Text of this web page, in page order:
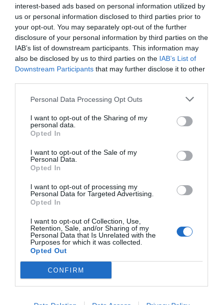
interest-based ads based on personal information utilized by
us or personal information disclosed to third parties prior to
your opt-out. You may separately opt-out of the further
disclosure of your personal information by third parties on the
IAB’s list of downstream participants. This information may
also be disclosed by us to third parties on the IAB’s List of
Downstream Participants that may further disclose it to other
Personal Data Processing Opt Outs
I want to opt-out of the Sharing of my
personal data.
Opted In
I want to opt-out of the Sale of my
Personal Data.
Opted In
I want to opt-out of processing my
Personal Data for Targeted Advertising.
Opted In
I want to opt-out of Collection, Use,
Retention, Sale, and/or Sharing of my
Personal Data that Is Unrelated with the
Purposes for which it was collected.
Opted Out
CONFIRM
Doppelbettzimmer mit Blick auf das
Meer
2 PREISE ANZEIGEN
Dreibettzimmer mit Blick auf das
Meer
3 PREISE ANZEIGEN
Zweibettzimmer mit Nutzung als
Einzelzimmer mit Blick auf das Meer
1 PREISE ANZEIGEN
Wasser), Telefon, TV und Minibar.
Verfügbare Zimmer: Einzelzimmer, Zweibettzimmer, Doppelbettzimmer,
Dreibettzimmer, Vierbettzimmer, Zweibettzimmer mit Nutzung als
Einzelzimmer, Doppelbettzimmer mit Blick auf das Meer, Dreibettzimmer
mit Blick auf das Meer, Zweibettzimmer mit Nutzung als Einzelzimmer mit
Im Preis inbegriffene Leistungen
Aufzug
Sondertarifen
Gepäckaufbewahrung
Internet-Anschluss
Klimaanlage in den
Gemeinschaftsräumen
Mehrsprachiges Personal
Touristen- Informationen
Transfer von/zum Strand
Im gemütlichen, klimatisierten Speisesaal genießt man typisch regionale
Gerichte und eine Auswahl frischer Fischgerichte aus dem Ionischen Meer.
Eine hervorragende Auswahl erlesener Weine begleitet die Mahlzeiten.
Leistungen gegen Bezahlung
Arzt vor Ort
Autovermietung
Empfänge / Festessen / Feiern
Fahrradverleih
Merkmale des Hotels
Am Meer
Panoramablick